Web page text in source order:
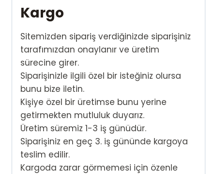
Kargo
Sitemizden sipariş verdiğinizde siparişiniz
tarafımızdan onaylanır ve üretim
sürecine girer.
Siparişinizle ilgili özel bir isteğiniz olursa
bunu bize iletin.
Kişiye özel bir üretimse bunu yerine
getirmekten mutluluk duyarız.
Üretim süremiz 1-3 iş günüdür.
Siparişiniz en geç 3. iş gününde kargoya
teslim edilir.
Kargoda zarar görmemesi için özenle